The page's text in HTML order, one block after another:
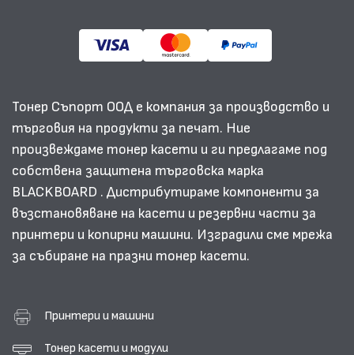
Тонер Съпорт ООД е компания за производство и
търговия на продукти за печат. Ние
произвеждаме тонер касети и ги предлагаме под
собствена защитена търговска марка
BLACKBOARD . Дистрибутираме компоненти за
възстановяване на касети и резервни части за
принтери и копирни машини. Изградили сме мрежа
за събиране на празни тонер касети.
Принтери и машини
Тонер касети и модули